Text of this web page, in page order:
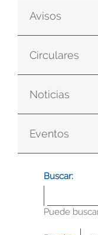
Avisos
Circulares
Noticias
Eventos
Buscar:
Puede